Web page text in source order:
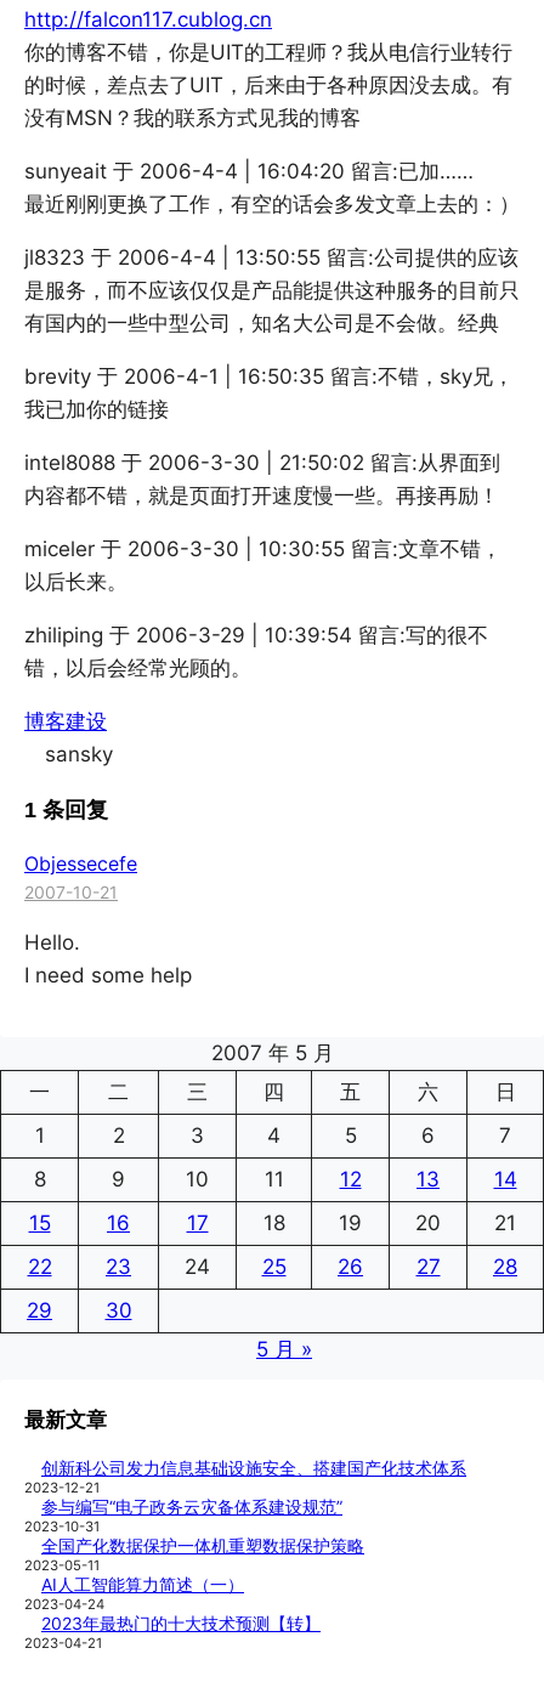
http://falcon117.cublog.cn
你的博客不错，你是UIT的工程师？我从电信行业转行
的时候，差点去了UIT，后来由于各种原因没去成。有
没有MSN？我的联系方式见我的博客
sunyeait 于 2006-4-4 | 16:04:20 留言:已加……
最近刚刚更换了工作，有空的话会多发文章上去的：）
jl8323 于 2006-4-4 | 13:50:55 留言:公司提供的应该
是服务，而不应该仅仅是产品能提供这种服务的目前只
有国内的一些中型公司，知名大公司是不会做。经典
brevity 于 2006-4-1 | 16:50:35 留言:不错，sky兄，
我已加你的链接
intel8088 于 2006-3-30 | 21:50:02 留言:从界面到
内容都不错，就是页面打开速度慢一些。再接再励！
miceler 于 2006-3-30 | 10:30:55 留言:文章不错，
以后长来。
zhiliping 于 2006-3-29 | 10:39:54 留言:写的很不
错，以后会经常光顾的。
博客建设
sansky
1 条回复
Objessecefe
2007-10-21
Hello.
I need some help
2007 年 5 月
一
二 三 四 五 六
日
1
2 3 4 5 6
7
8
9 10 11 12 13
14
15
16 17 18 19 20
21
22
23 24 25 26 27
28
29
30
5 月 »
最新文章
创新科公司发力信息基础设施安全、搭建国产化技术体系
2023-12-21
参与编写“电子政务云灾备体系建设规范”
2023-10-31
全国产化数据保护一体机重塑数据保护策略
2023-05-11
AI人工智能算力简述（一）
2023-04-24
2023年最热门的十大技术预测【转】
2023-04-21